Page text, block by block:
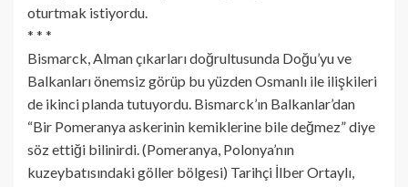
oturtmak istiyordu.
* * *
Bismarck, Alman çıkarları doğrultusunda Doğu’yu ve
Balkanları önemsiz görüp bu yüzden Osmanlı ile ilişkileri
de ikinci planda tutuyordu. Bismarck’ın Balkanlar’dan
“Bir Pomeranya askerinin kemiklerine bile değmez” diye
söz ettiği bilinirdi. (Pomeranya, Polonya’nın
kuzeybatısındaki göller bölgesi) Tarihçi İlber Ortaylı,